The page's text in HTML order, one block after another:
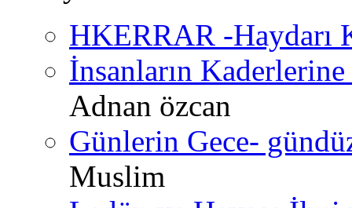
HKERRAR -Haydarı
İnsanların
Adnan özcan
Günlerin Gece-
Muslim